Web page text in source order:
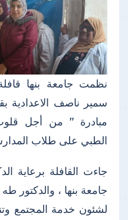
نظمت جامعة بنها
سمير ناصف الاعدادية
مبادرة " من أجل
الطبي على طلاب
جاءت القافلة برعاية
جامعة بنها ، والدكتور
لشئون خدمة المجتمع